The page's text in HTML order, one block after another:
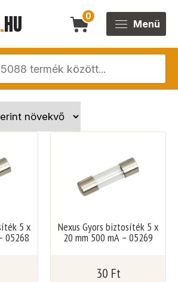
.HU 0
Menü
5 x
05268
Nexus Gyors biztosíték 5 x
20 mm 500 mA – 05269
30 Ft